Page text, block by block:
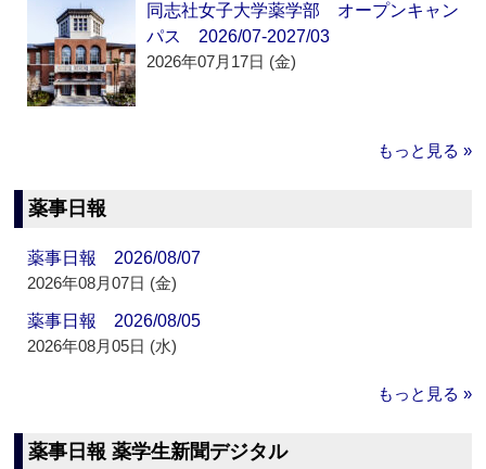
同志社女子大学薬学部 オープンキャン
パス 2026/07-2027/03
2026年07月17日 (金)
もっと見る »
薬事日報
薬事日報 2026/08/07
2026年08月07日 (金)
薬事日報 2026/08/05
2026年08月05日 (水)
もっと見る »
薬事日報 薬学生新聞デジタル